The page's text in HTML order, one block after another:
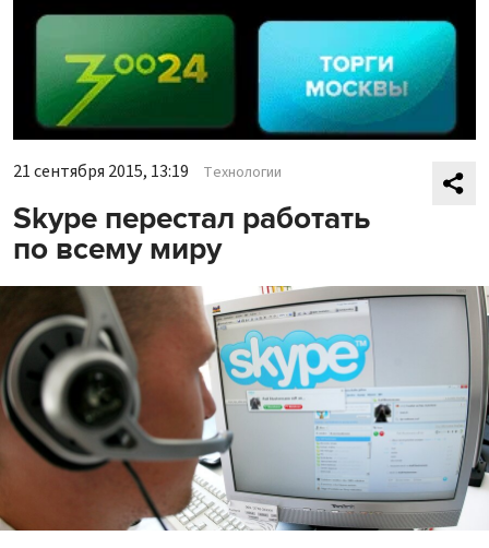
21 сентября 2015, 13:19 Технологии
Skype перестал работать
по всему миру